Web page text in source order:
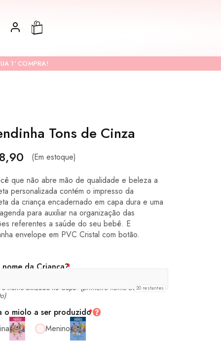
Caderneta da
Criança
Recordação
Personalizada
Envelopes
Perfumados
Marcador
1ª COMPRA!
Tons de Cinza
(Em estoque)
que não abre mão de qualidade e beleza a
personalizada contém o impresso da
da criança encadernado em capa dura e uma
para auxiliar na organização das
referentes a saúde do seu bebê. E
envelope em PVC Cristal com botão.
*
da Criança?
o nome utilizado na Capa! (primeiro nome ou nome
20 restantes
*
o miolo a ser produzido
Menino